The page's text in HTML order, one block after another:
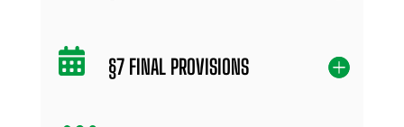
§7 FINAL PROVISIONS